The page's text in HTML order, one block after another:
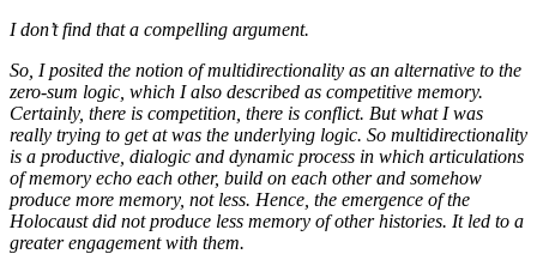
I don’t find that a compelling argument.
So, I posited the notion of multidirectionality as an alternative to the
zero-sum logic, which I also described as competitive memory.
Certainly, there is competition, there is conflict. But what I was
really trying to get at was the underlying logic. So multidirectionality
is a productive, dialogic and dynamic process in which articulations
of memory echo each other, build on each other and somehow
produce more memory, not less. Hence, the emergence of the
Holocaust did not produce less memory of other histories. It led to a
greater engagement with them.